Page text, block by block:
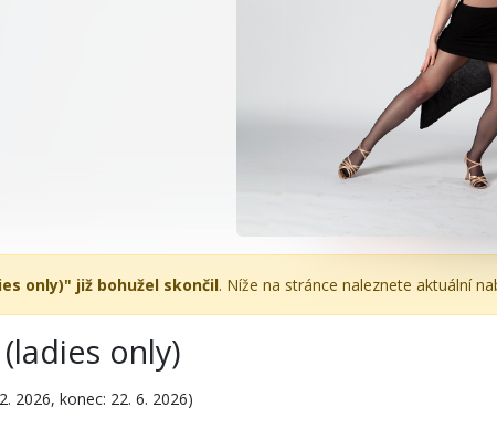
only)" již bohužel skončil. Níže na stránce naleznete aktuální
only)
2026, konec: 22. 6. 2026)